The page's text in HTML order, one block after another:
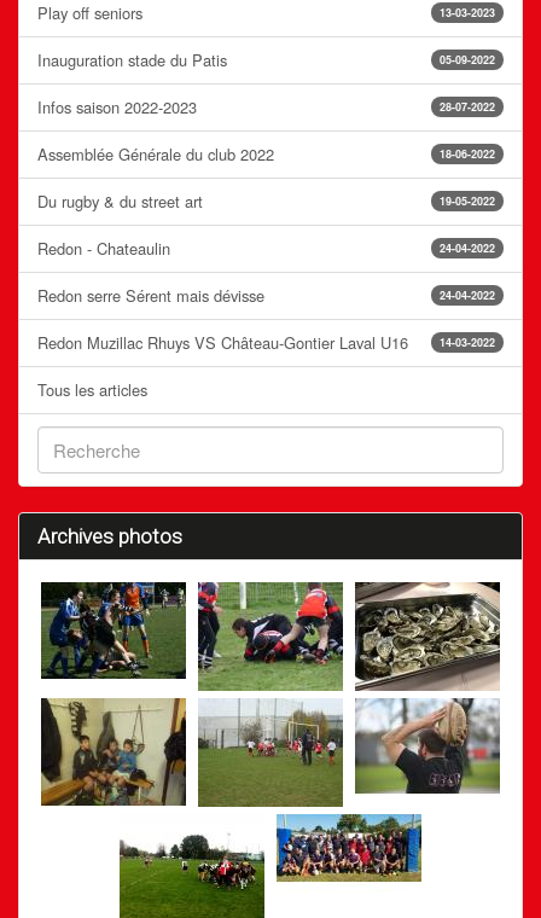
13-03-2023
Play off seniors
05-09-2022
Inauguration stade du Patis
28-07-2022
Infos saison 2022-2023
18-06-2022
Assemblée Générale du club 2022
19-05-2022
Du rugby & du street art
24-04-2022
Redon - Chateaulin
24-04-2022
Redon serre Sérent mais dévisse
14-03-2022
Redon Muzillac Rhuys VS Château-Gontier Laval U16
Tous les articles
Archives photos